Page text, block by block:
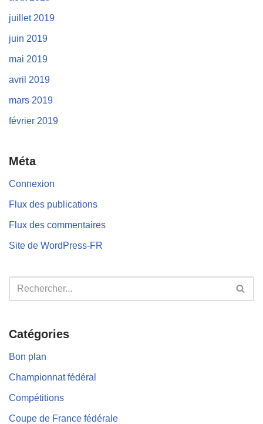
juillet 2019
juin 2019
mai 2019
avril 2019
mars 2019
février 2019
Méta
Connexion
Flux des publications
Flux des commentaires
Site de WordPress-FR
Catégories
Bon plan
Championnat fédéral
Compétitions
Coupe de France fédérale